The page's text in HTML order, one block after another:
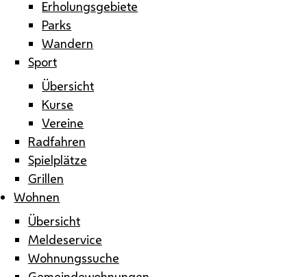
Erholungsgebiete
Parks
Wandern
Sport
Übersicht
Kurse
Vereine
Radfahren
Spielplätze
Grillen
Wohnen
Übersicht
Meldeservice
Wohnungssuche